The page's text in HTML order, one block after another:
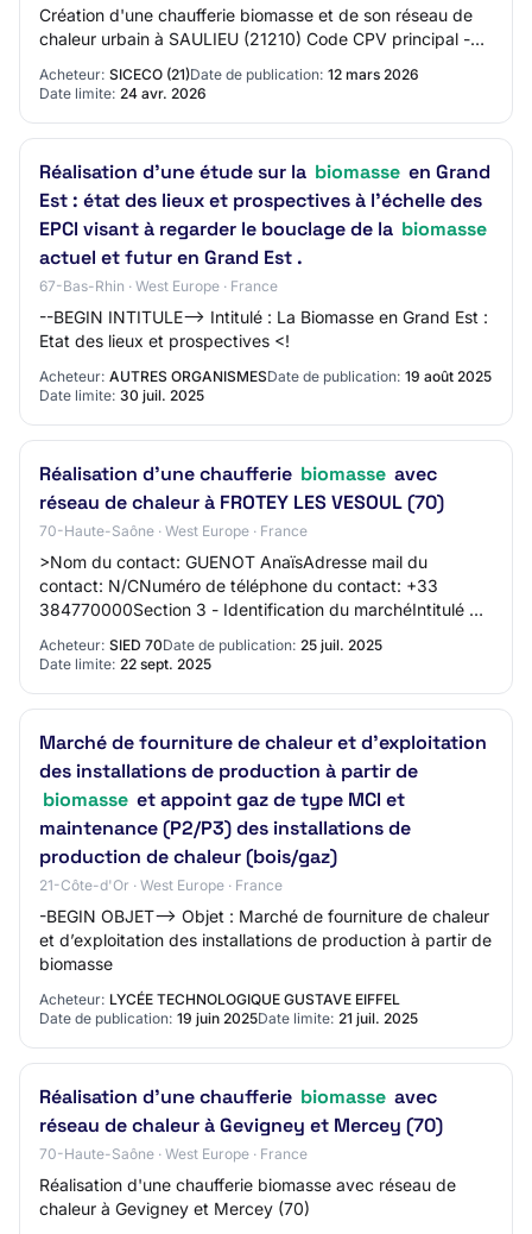
Création d'une chaufferie biomasse et de son réseau de
chaleur urbain à SAULIEU (21210) Code CPV principal -
Descripteur principal : 45251250…
Acheteur: SICECO (21)Date de publication: 12 mars 2026
Date limite: 24 avr. 2026
Réalisation d’une étude sur la biomasse en Grand
Est : état des lieux et prospectives à l'échelle des
EPCI visant à regarder le bouclage de la biomasse
actuel et futur en Grand Est .
67-Bas-Rhin · West Europe · France
--BEGIN INTITULE--> Intitulé : La Biomasse en Grand Est :
Etat des lieux et prospectives <!
Acheteur: AUTRES ORGANISMESDate de publication: 19 août 2025
Date limite: 30 juil. 2025
Réalisation d'une chaufferie biomasse avec
réseau de chaleur à FROTEY LES VESOUL (70)
70-Haute-Saône · West Europe · France
>Nom du contact: GUENOT AnaïsAdresse mail du
contact: N/CNuméro de téléphone du contact: +33
384770000Section 3 - Identification du marchéIntitulé du
Acheteur: SIED 70Date de publication: 25 juil. 2025
Date limite: 22 sept. 2025
Marché de fourniture de chaleur et d’exploitation
des installations de production à partir de
biomasse et appoint gaz de type MCI et
maintenance (P2/P3) des installations de
production de chaleur (bois/gaz)
21-Côte-d'Or · West Europe · France
-BEGIN OBJET--> Objet : Marché de fourniture de chaleur
et d’exploitation des installations de production à partir de
biomasse
Acheteur: LYCÉE TECHNOLOGIQUE GUSTAVE EIFFEL
Date de publication: 19 juin 2025Date limite: 21 juil. 2025
Réalisation d'une chaufferie biomasse avec
réseau de chaleur à Gevigney et Mercey (70)
70-Haute-Saône · West Europe · France
Réalisation d'une chaufferie biomasse avec réseau de
chaleur à Gevigney et Mercey (70)